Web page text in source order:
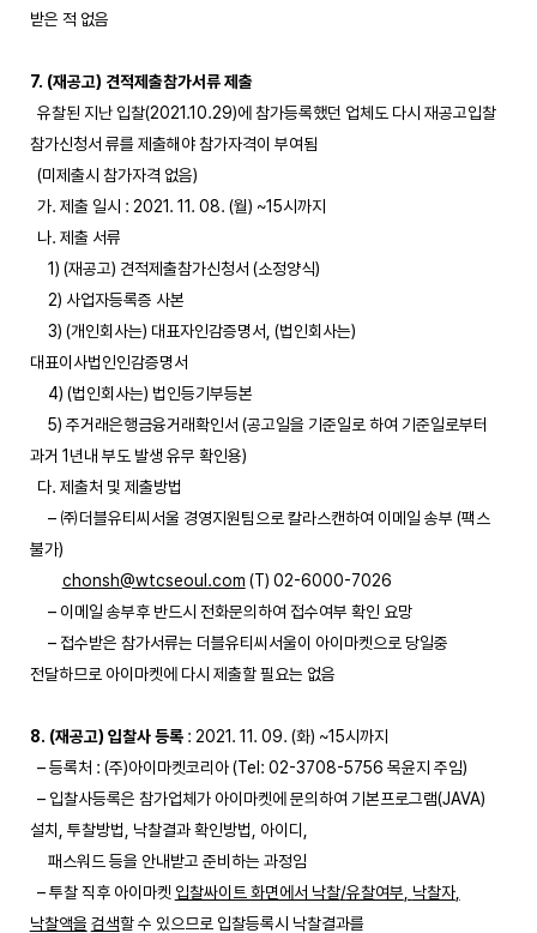
받은 적 없음
7. (재공고) 견적제출참가서류 제출
유찰된 지난 입찰(2021.10.29)에 참가등록했던 업체도 다시 재공고입찰
참가신청서 류를 제출해야 참가자격이 부여됨
(미제출시 참가자격 없음)
가. 제출 일시 : 2021. 11. 08. (월) ~15시까지
나. 제출 서류
1) (재공고) 견적제출참가신청서 (소정양식)
2) 사업자등록증 사본
3) (개인회사는) 대표자인감증명서, (법인회사는)
대표이사법인인감증명서
4) (법인회사는) 법인등기부등본
5) 주거래은행금융거래확인서 (공고일을 기준일로 하여 기준일로부터
과거 1년내 부도 발생 유무 확인용)
다. 제출처 및 제출방법
– ㈜더블유티씨서울 경영지원팀으로 칼라스캔하여 이메일 송부 (팩스
불가)
chonsh@wtcseoul.com (T) 02-6000-7026
– 이메일 송부후 반드시 전화문의하여 접수여부 확인 요망
– 접수받은 참가서류는 더블유티씨서울이 아이마켓으로 당일중
전달하므로 아이마켓에 다시 제출할 필요는 없음
8. (재공고) 입찰사 등록: 2021. 11. 09. (화) ~15시까지
– 등록처 : (주)아이마켓코리아 (Tel: 02-3708-5756 목윤지 주임)
– 입찰사등록은 참가업체가 아이마켓에 문의하여 기본프로그램(JAVA)
설치, 투찰방법, 낙찰결과 확인방법, 아이디,
패스워드 등을 안내받고 준비하는 과정임
– 투찰 직후 아이마켓 입찰싸이트 화면에서 낙찰/유찰여부, 낙찰자,
낙찰액을 검색할 수 있으므로 입찰등록시 낙찰결과를